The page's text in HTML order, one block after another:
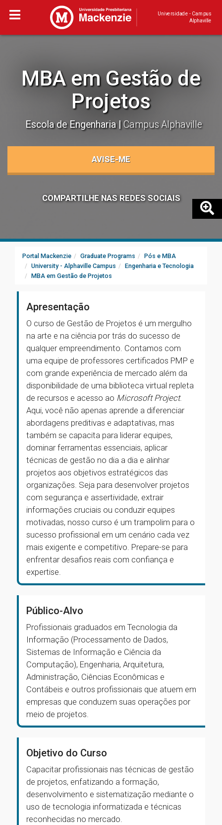
Universidade - Campus
Alphaville
MBA em Gestão de
Projetos
Escola de Engenharia Campus Alphaville
AVISE-ME
COMPARTILHE NAS REDES SOCIAIS
Portal Mackenzie Graduate Programs
Pós e MBA
University - Alphaville Campus
Engenharia e Tecnologia
MBA em Gestão de Projetos
Apresentação
O curso de Gestão de Projetos é um mergulho
na arte e na ciência por trás do sucesso de
qualquer empreendimento. Contamos com
uma equipe de professores certificados PMP e
com grande experiência de mercado além da
disponibilidade de uma biblioteca virtual repleta
de recursos e acesso ao Microsoft Project.
Aqui, você não apenas aprende a diferenciar
abordagens preditivas e adaptativas, mas
também se capacita para liderar equipes,
dominar ferramentas essenciais, aplicar
técnicas de gestão no dia a dia e alinhar
projetos aos objetivos estratégicos das
organizações. Seja para desenvolver projetos
com segurança e assertividade, extrair
informações cruciais ou conduzir equipes
motivadas, nosso curso é um trampolim para o
sucesso profissional em um cenário cada vez
mais exigente e competitivo. Prepare-se para
enfrentar desafios reais com confiança e
expertise.
Público-Alvo
Profissionais graduados em Tecnologia da
Informação (Processamento de Dados,
Sistemas de Informação e Ciência da
Computação), Engenharia, Arquitetura,
Administração, Ciências Econômicas e
Contábeis e outros profissionais que atuem em
empresas que conduzem suas operações por
meio de projetos.
Objetivo do Curso
Capacitar profissionais nas técnicas de gestão
de projetos, enfatizando a formação,
desenvolvimento e sistematização mediante o
uso de tecnologia informatizada e técnicas
reconhecidas no mercado.